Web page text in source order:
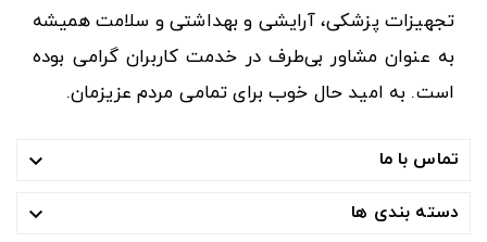
تجهیزات پزشکی، آرایشی و بهداشتی و سلامت همیشه
به عنوان مشاور بی‌طرف در خدمت کاربران گرامی بوده
است. به امید حال خوب برای تمامی مردم عزیزمان.
تماس با ما 
دسته بندی ها 